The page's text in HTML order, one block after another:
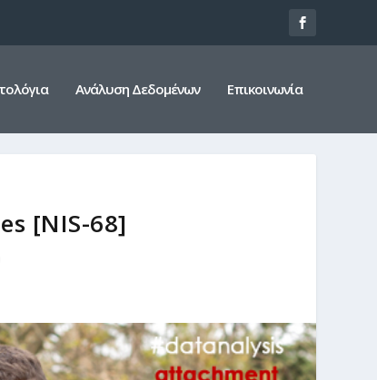
Ανάλυση Δεδομένων Επικοινωνία
[NIS-68]